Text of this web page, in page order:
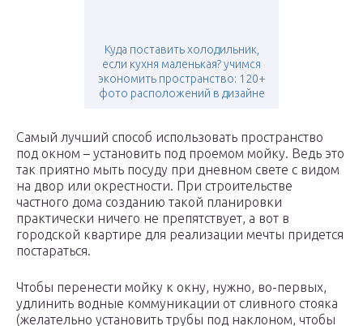
Куда поставить холодильник,
если кухня маленькая? учимся
экономить пространство: 120+
фото расположений в дизайне
Самый лучший способ использовать пространство
под окном – установить под проемом мойку. Ведь это
так приятно мыть посуду при дневном свете с видом
на двор или окрестности. При строительстве
частного дома созданию такой планировки
практически ничего не препятствует, а вот в
городской квартире для реализации мечты придется
постараться.
Чтобы перенести мойку к окну, нужно, во-первых,
удлинить водные коммуникации от сливного стояка
(желательно установить трубы под наклоном, чтобы